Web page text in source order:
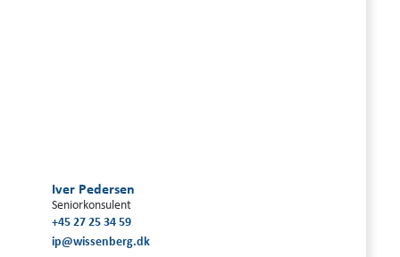
Iver Pedersen
Seniorkonsulent
+45 27 25 34 59
ip@wissenberg.dk